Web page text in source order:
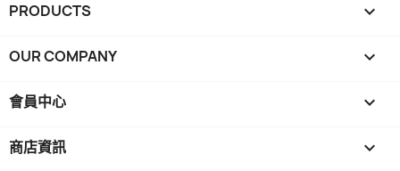
PRODUCTS 
OUR COMPANY 
會員中心 
商店資訊 keyboard_arrow_down